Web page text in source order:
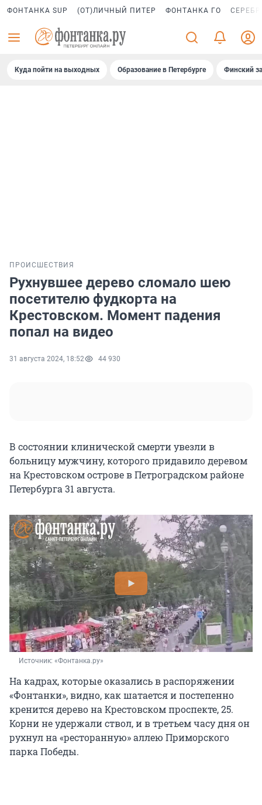
ФОНТАНКА SUP (ОТ)ЛИЧНЫЙ ПИТЕР ФОНТАНКА ГО
Куда пойти на выходных Образование в Петербурге Финский
ПРОИСШЕСТВИЯ
Рухнувшее дерево сломало шею
посетителю фудкорта на
Крестовском. Момент падения
попал на видео
31 августа 2024, 18:52 44 930
В состоянии клинической смерти увезли в
больницу мужчину, которого придавило деревом
на Крестовском острове в Петроградском районе
Петербурга 31 августа.
Источник: «Фонтанка.ру»
На кадрах, которые оказались в распоряжении
«Фонтанки», видно, как шатается и постепенно
кренится дерево на Крестовском проспекте, 25.
Корни не удержали ствол, и в третьем часу дня он
рухнул на «ресторанную» аллею Приморского
парка Победы.